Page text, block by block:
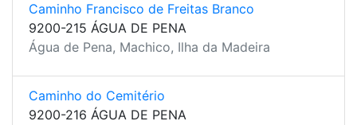
Caminho Francisco de Freitas Branco
9200-215 ÁGUA DE PENA
Água de Pena, Machico, Ilha da Madeira
Caminho do Cemitério
9200-216 ÁGUA DE PENA